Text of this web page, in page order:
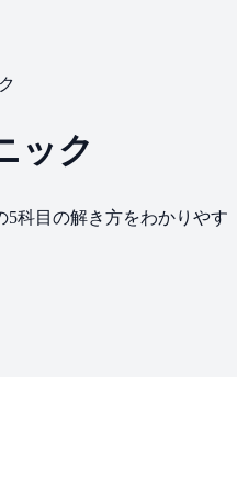
ック
科目の解き方をわかりやす